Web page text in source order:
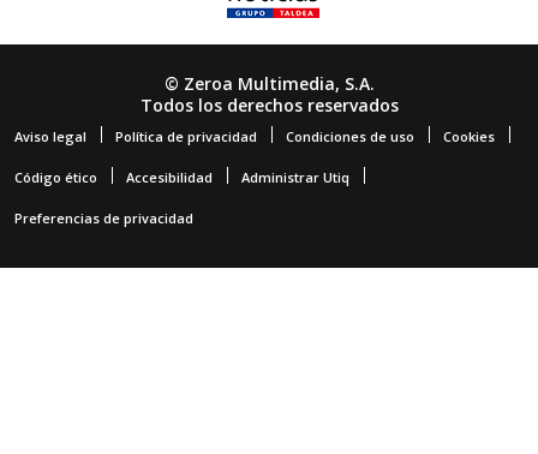
© Zeroa Multimedia, S.A.
Todos los derechos reservados
Aviso legal Política de privacidad Condiciones de uso Cookies
Código ético Accesibilidad Administrar Utiq
Preferencias de privacidad